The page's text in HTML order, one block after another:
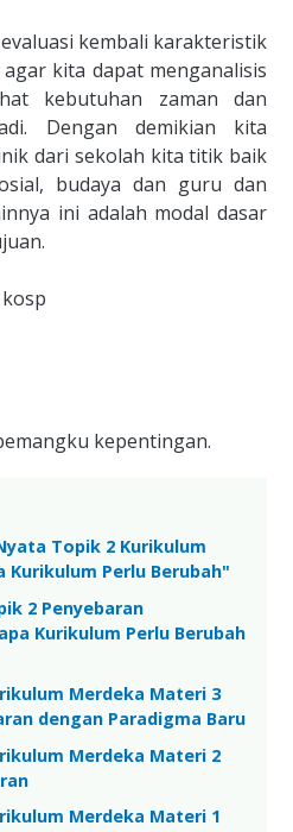
kembali karakteristik
kita dapat menganalisis
kebutuhan zaman dan
Dengan demikian kita
dari sekolah kita titik baik
budaya dan guru dan
ini adalah modal dasar
kepentingan.
Topik 2 Kurikulum
Kurikulum Perlu Berubah"
2 Penyebaran
Kurikulum Perlu Berubah
Merdeka Materi 3
dengan Paradigma Baru
Merdeka Materi 2
Merdeka Materi 1